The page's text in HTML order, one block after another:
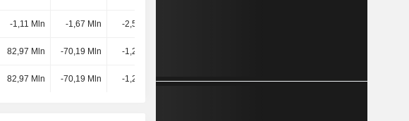
-1,11 Mln -1,67 Mln -2,59 Mln
82,97 Mln -70,19 Mln -1,24 Mln
82,97 Mln -70,19 Mln -1,24 Mln 60,78 Mln -6,23 Mln